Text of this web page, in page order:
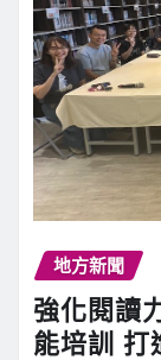
地方新聞
強化閱讀
能培訓 打